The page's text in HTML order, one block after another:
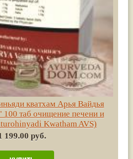
кватхам Арья Вайдья
100 таб очищение печени и
Kwatham AVS)
199.00 руб.